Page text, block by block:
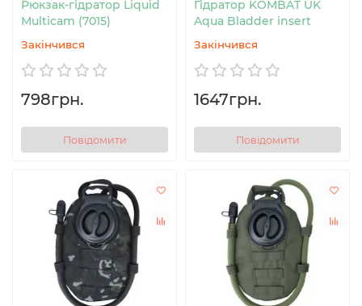
Рюкзак-гідратор Liquid
Multicam (7015)
Закінчився
798грн.
Повідомити
Гідратор KOMBAT UK
Aqua Bladder insert
Закінчився
1647грн.
Повідомити